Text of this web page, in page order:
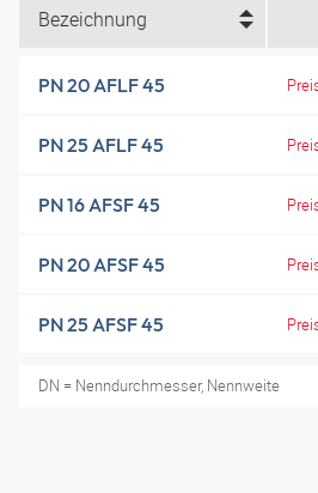
Bezeichnung
PN 20 AFLF 45
PN 25 AFLF 45
PN 16 AFSF 45
PN 20 AFSF 45
PN 25 AFSF 45
DN = Nenndurchmesser, Nennweite